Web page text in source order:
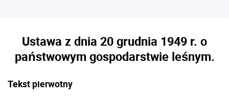
Ustawa z dnia 20 grudnia 1949 r. o
państwowym gospodarstwie leśnym.
Tekst pierwotny